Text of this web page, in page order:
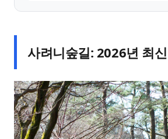
사려니숲길: 2026년 최